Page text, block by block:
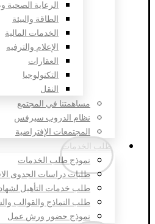
الرعاية الصحية
الطاقة والبيئة
الخدمات المالية
الإعلام والترفيه
العقارات
التكنولوجيا
النقل
مساهمتنا في المجتمع
نظام الدروب سيرفس
المجتمعات الإفتراضية
طلب الخدمات
نموذج طلب الخدمات
طلبات دراسات الجدوى
طلب خدمات التأهيل
طلب النماذج والقوالب
نموذج حضور ورش عمل